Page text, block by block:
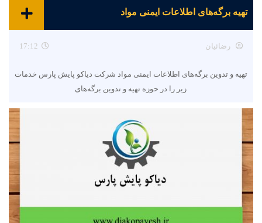
تهیه برگه‌های اطلاعات ایمنی مواد
رضائیان 17:12
تهیه و تدوین برگه‌های اطلاعات ایمنی مواد شرکت دیاکو پایش پارس خدمات
زیر را در حوزه تهیه و تدوین برگه‌های